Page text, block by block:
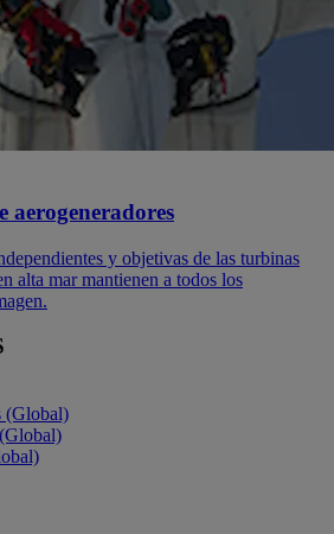
aerogeneradores
y objetivas de las turbinas
alta mar mantienen a todos los
(Global)